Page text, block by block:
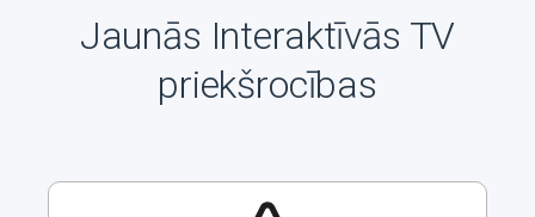
Jaunās Interaktīvās TV
priekšrocības